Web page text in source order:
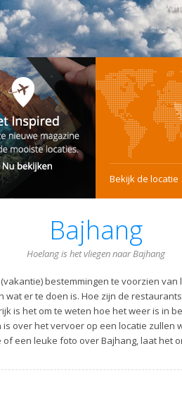
Bekijk de locatie
Bajhang
Hoelang is het vliegen naar Bajhang
bestemmingen te voorzien
er te doen is. Hoe zijn de
is het om te weten hoe het weer is in
over het vervoer op een locatie zullen
een leuke foto over Bajhang, laat het